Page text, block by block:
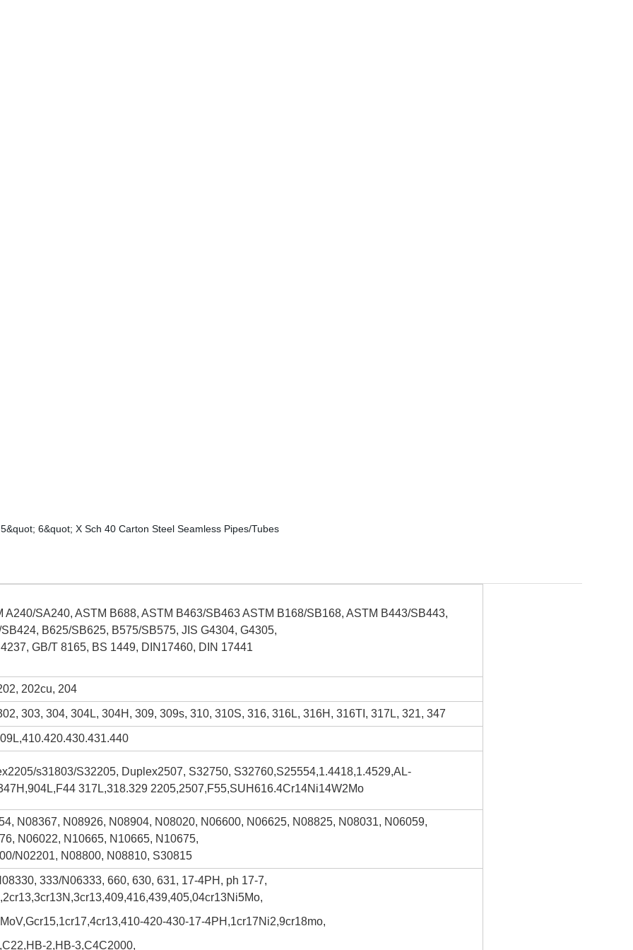
A240/SA240, ASTM B688, ASTM B463/SB463 ASTM B168/SB168, ASTM B443/SB443,
B625/SB625, B575/SB575, JIS G4304, G4305,
GB/T 8165, BS 1449, DIN17460, DIN 17441
202cu, 204
303, 304, 304L, 304H, 309, 309s, 310, 310S, 316, 316L, 316H, 316TI, 317L, 321, 347
s31803/S32205, Duplex2507, S32750, S32760,S25554,1.4418,1.4529,AL-
317L,318.329 2205,2507,F55,SUH616.4Cr14Ni14W2Mo
N08367, N08926, N08904, N08020, N06600, N06625, N08825, N08031, N06059,
N06022, N10665, N10665, N10675,
N02201, N08800, N08810, S30815
333/N06333, 660, 630, 631, 17-4PH, ph 17-7,
420-430-17-4PH,1cr17Ni2,9cr18mo,
2,HB-3,C4C2000,